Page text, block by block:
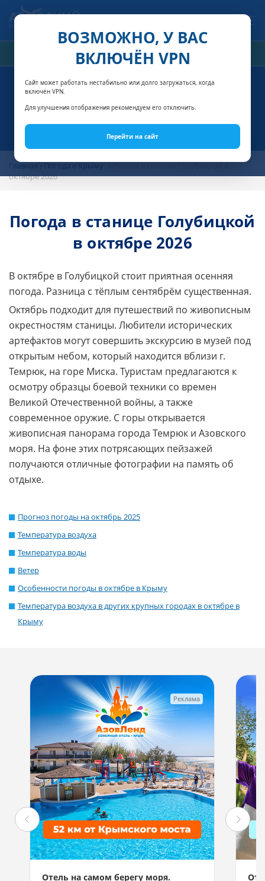
ВОЗМОЖНО, У ВАС
ВКЛЮЧЁН VPN
Сайт может работать нестабильно или долго загружаться, когда
включён VPN.
Для улучшения отображения рекомендуем его отключить.
Перейти на сайт
РАСЧЁТ СТОИМОСТИ
Главная Погода в Крыму
октябре 2026
Погода в станице Голубицкой
в октябре 2026
В октябре в Голубицкой стоит приятная осенняя
погода. Разница с тёплым сентябрём существенная.
Октябрь подходит для путешествий по живописным
окрестностям станицы. Любители исторических
артефактов могут совершить экскурсию в музей под
открытым небом, который находится вблизи г.
Темрюк, на горе Миска. Туристам предлагаются к
осмотру образцы боевой техники со времен
Великой Отечественной войны, а также
современное оружие. С горы открывается
живописная панорама города Темрюк и Азовского
моря. На фоне этих потрясающих пейзажей
получаются отличные фотографии на память об
отдыхе.
Прогноз погоды на октябрь 2025
Температура воздуха
Температура воды
Ветер
Особенности погоды в октябре в Крыму
Температура воздуха в других крупных городах в октябре в
Крыму
Реклама
Отель на самом берегу моря.